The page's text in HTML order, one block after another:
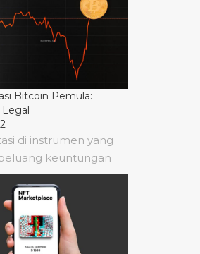
Bitcoin Pemula:
di instrumen yang
keuntungan